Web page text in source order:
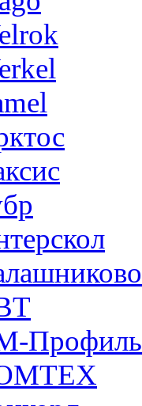
Профиль